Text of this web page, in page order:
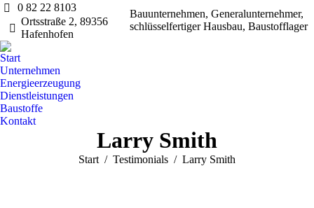
0 82 22 8103
Ortsstraße 2, 89356
Hafenhofen
Bauunternehmen, Generalunternehmer,
schlüsselfertiger Hausbau, Baustofflager
Start
Unternehmen
Energieerzeugung
Dienstleistungen
Baustoffe
Kontakt
Larry Smith
Sie befinden sich hier:
Start Testimonials Larry Smith